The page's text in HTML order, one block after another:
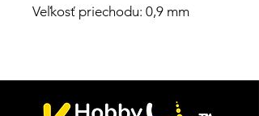
Veľkosť priechodu: 0,9 mm